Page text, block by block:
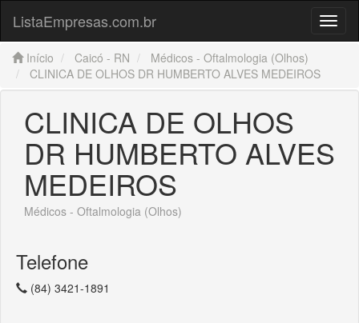
Menu
ListaEmpresas.com.br
Início Caicó - RN
Médicos - Oftalmologia (Olhos)
CLINICA DE OLHOS DR HUMBERTO ALVES MEDEIROS
CLINICA DE OLHOS
DR HUMBERTO ALVES
MEDEIROS
Médicos - Oftalmologia (Olhos)
Telefone
(84) 3421-1891